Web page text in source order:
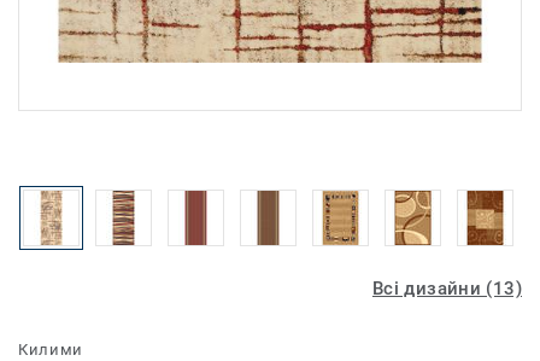
Всі дизайни (13)
Килими